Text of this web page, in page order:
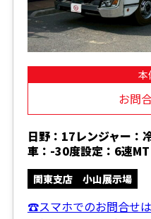
本
お問
日野：17レンジャー：
車：-30度設定：6速
関東支店 小山展示場
☎スマホでのお問合せ